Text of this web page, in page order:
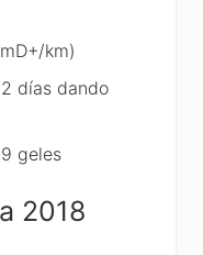
km)
días dando
geles
2018